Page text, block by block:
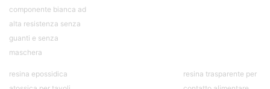
componente bianca ad
alta resistenza senza
guanti e senza
maschera
resina epossidica
resina trasparente per